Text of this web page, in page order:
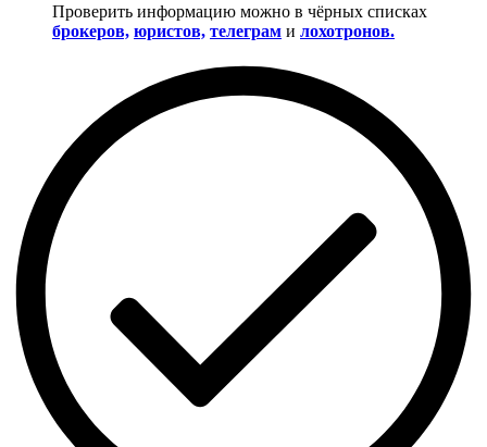
Проверить информацию можно в чёрных списках
брокеров, юристов, телеграм и лохотронов.